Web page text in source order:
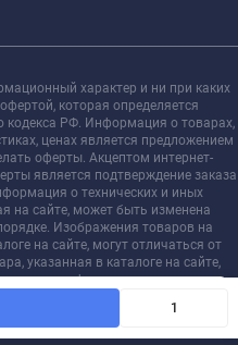
характер и ни при каких
которая определяется
кодекса РФ. Информация о товарах,
ценах является предложением
оферты. Акцептом интернет-
является подтверждение заказа
о технических и иных
на сайте, может быть изменена
Изображения товаров на
на сайте, могут отличаться от
указанная в каталоге на сайте,
моменту оформления заказа на